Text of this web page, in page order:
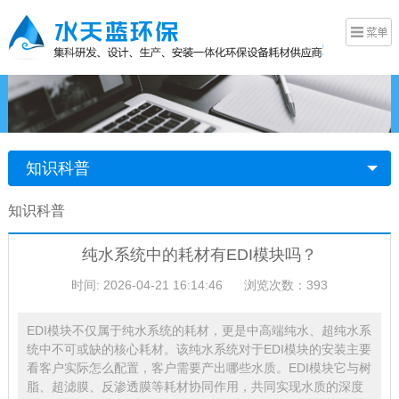
知识科普
知识科普
纯水系统中的耗材有EDI模块吗？
时间: 2026-04-21 16:14:46 浏览次数：393
EDI模块不仅属于纯水系统的耗材，更是中高端纯水、超纯水系
统中不可或缺的核心耗材。该纯水系统对于EDI模块的安装主要
看客户实际怎么配置，客户需要产出哪些水质。EDI模块它与树
脂、超滤膜、反渗透膜等耗材协同作用，共同实现水质的深度